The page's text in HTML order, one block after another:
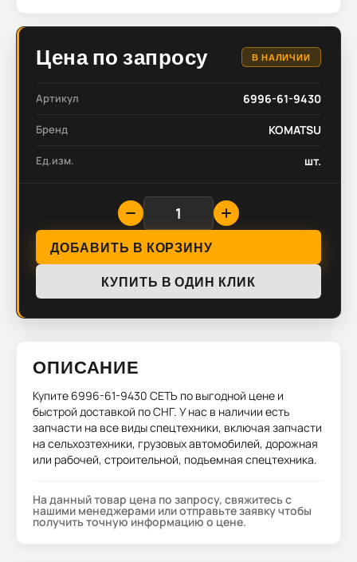
Цена по запросу В НАЛИЧИИ
Артикул 6996-61-9430
Бренд KOMATSU
Ед.изм. шт.
ДОБАВИТЬ В КОРЗИНУ
КУПИТЬ В ОДИН КЛИК
ОПИСАНИЕ
Купите 6996-61-9430 СЕТЬ по выгодной цене и
быстрой доставкой по СНГ. У нас в наличии есть
запчасти на все виды спецтехники, включая запчасти
на сельхозтехники, грузовых автомобилей, дорожная
или рабочей, строительной, подъемная спецтехника.
На данный товар цена по запросу, свяжитесь с
нашими менеджерами или отправьте заявку чтобы
получить точную информацию о цене.